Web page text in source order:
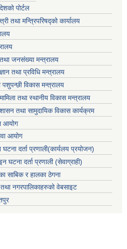
पोर्टल
तथा मन्‍त्रिपरिषद्को कार्यालय
जनसंख्या मन्त्रालय
तथा प्रविधि मन्त्रालय
विकास मन्त्रालय
तथा स्थानीय विकास मन्त्रालय
तथा सामुदायिक विकास कार्यक्रम
आयोग
आयोग
दर्ता प्रणाली(कार्यलय प्रयोजन)
घटना दर्ता प्रणाली (सेवाग्राही)
साबिक र हालका ठेगना
नगरपालिकाहरुको वेबसाइट